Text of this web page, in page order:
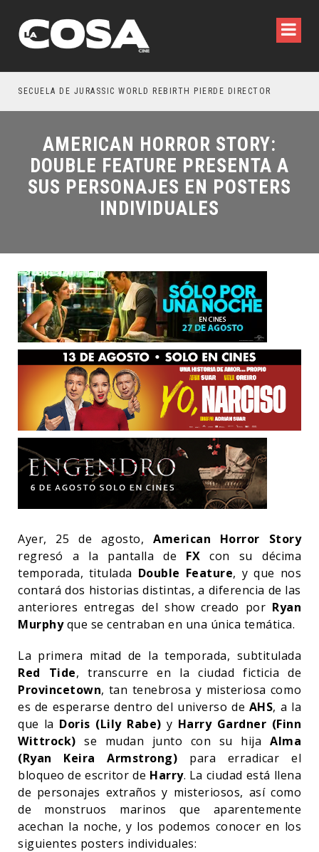
SECUELA DE JURASSIC WORLD REBIRTH PIERDE DIRECTOR
AMERICAN HORROR STORY:
DOUBLE FEATURE PRESENTA A
SUS PERSONAJES EN POSTERS
INDIVIDUALES
Ayer, 25 de agosto, American Horror Story
regresó a la pantalla de FX con su décima
temporada, titulada Double Feature, y que nos
contará dos historias distintas, a diferencia de las
anteriores entregas del show creado por Ryan
Murphyque se centraban en una única temática.
La primera mitad de la temporada, subtitulada
Red Tide, transcurre en la ciudad ficticia de
Provincetown, tan tenebrosa y misteriosa como
es de esperarse dentro del universo de AHS, a la
que la Doris (Lily Rabe) y Harry Gardner (Finn
Wittrock)se mudan junto con su hija Alma
(Ryan Keira Armstrong) para erradicar el
bloqueo de escritor de Harry. La ciudad está llena
de personajes extraños y misteriosos, así como
de monstruos marinos que aparentemente
acechan la noche, y los podemos conocer en los
siguientes posters individuales: